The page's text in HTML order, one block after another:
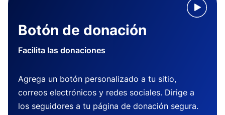
Botón de donación
Facilita las donaciones
Agrega un botón personalizado a tu sitio,
correos electrónicos y redes sociales. Dirige a
los seguidores a tu página de donación segura.